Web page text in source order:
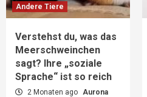
Andere Tiere
Verstehst du, was das
Meerschweinchen
sagt? Ihre „soziale
Sprache“ ist so reich
2 Monaten ago Aurona